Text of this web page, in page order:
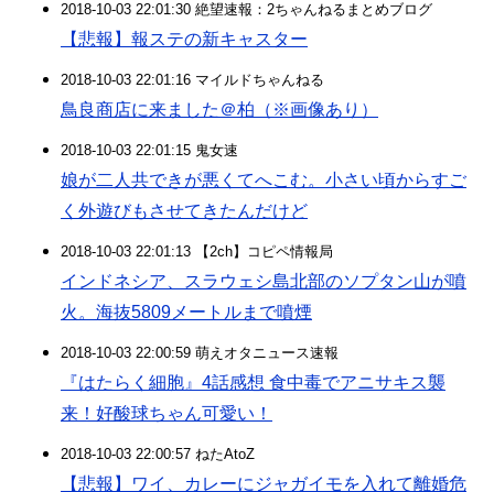
2018-10-03 22:01:30 絶望速報：2ちゃんねるまとめブログ
【悲報】報ステの新キャスター
2018-10-03 22:01:16 マイルドちゃんねる
鳥良商店に来ました＠柏（※画像あり）
2018-10-03 22:01:15 鬼女速
娘が二人共できが悪くてへこむ。小さい頃からすご
く外遊びもさせてきたんだけど
2018-10-03 22:01:13 【2ch】コピペ情報局
インドネシア、スラウェシ島北部のソプタン山が噴
火。海抜5809メートルまで噴煙
2018-10-03 22:00:59 萌えオタニュース速報
『はたらく細胞』4話感想 食中毒でアニサキス襲
来！好酸球ちゃん可愛い！
2018-10-03 22:00:57 ねたAtoZ
【悲報】ワイ、カレーにジャガイモを入れて離婚危